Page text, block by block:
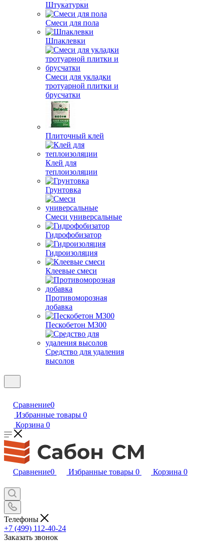
Штукатурки
Смеси для пола
Шпаклевки
Смеси для укладки
тротуарной плитки и
брусчатки
Плиточный клей
Клей для
теплоизоляции
Грунтовка
Смеси универсальные
Гидрофобизатор
Гидроизоляция
Клеевые смеси
Противоморозная
добавка
Пескобетон М300
Средство для удаления
высолов
Сравнение0
Избранные товары 0
Корзина 0
Сравнение0 Избранные товары 0 Корзина 0
Телефоны
+7 (499) 112-40-24
Заказать звонок